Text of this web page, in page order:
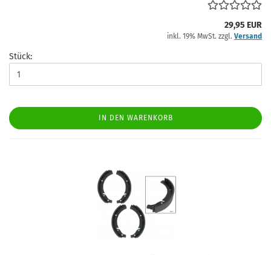
29,95 EUR
inkl. 19% MwSt. zzgl. Versand
Stück:
IN DEN WARENKORB